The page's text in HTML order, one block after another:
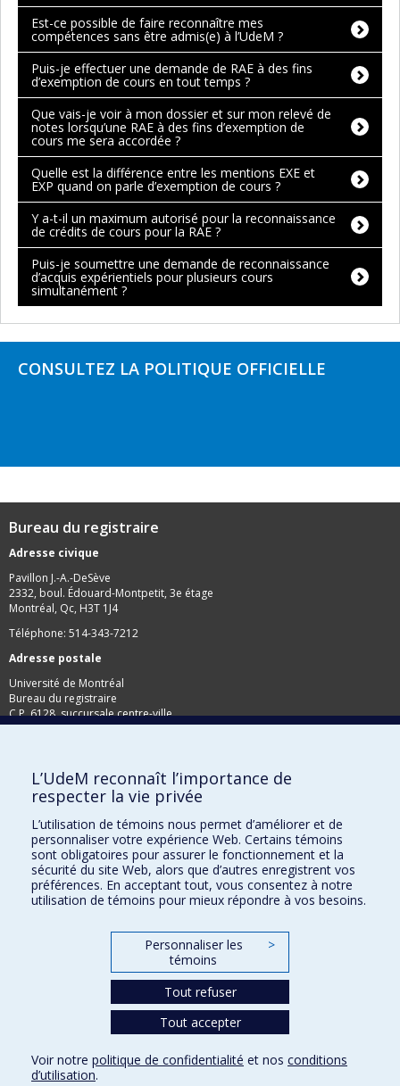
Est-ce possible de faire reconnaître mes
compétences sans être admis(e) à l’UdeM ?
Puis-je effectuer une demande de RAE à des fins
d’exemption de cours en tout temps ?
Que vais-je voir à mon dossier et sur mon relevé de
notes lorsqu’une RAE à des fins d’exemption de
cours me sera accordée ?
Quelle est la différence entre les mentions EXE et
EXP quand on parle d’exemption de cours ?
Y a-t-il un maximum autorisé pour la reconnaissance
de crédits de cours pour la RAE ?
Puis-je soumettre une demande de reconnaissance
d’acquis expérientiels pour plusieurs cours
simultanément ?
CONSULTEZ LA POLITIQUE OFFICIELLE
Bureau du registraire
Adresse civique
Pavillon J.-A.-DeSève
2332, boul. Édouard-Montpetit, 3e étage
Montréal, Qc, H3T 1J4
Téléphone: 514-343-7212
Adresse postale
Université de Montréal
Bureau du registraire
C.P. 6128, succursale centre-ville
Montréal, Qc, H3C 3J7
Conditions d’utilisation
L’UdeM reconnaît l’importance de
respecter la vie privée
L’utilisation de témoins nous permet d’améliorer et de
personnaliser votre expérience Web. Certains témoins
sont obligatoires pour assurer le fonctionnement et la
sécurité du site Web, alors que d’autres enregistrent vos
préférences. En acceptant tout, vous consentez à notre
utilisation de témoins pour mieux répondre à vos besoins.
Personnaliser les
témoins
>
Tout refuser
Tout accepter
Voir notre politique de confidentialité et nos conditions
d’utilisation.